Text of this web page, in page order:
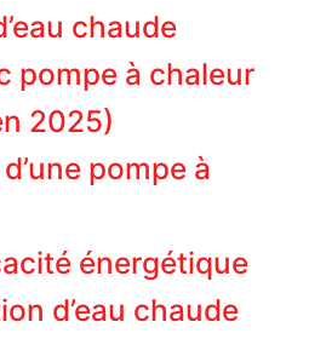
chaude
pompe à chaleur
2025)
pompe à
énergétique
d’eau chaude